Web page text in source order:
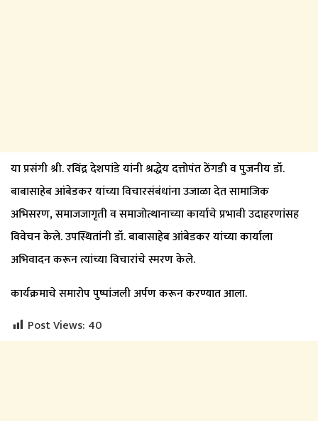
या प्रसंगी श्री. रविंद्र देशपांडे यांनी श्रद्धेय दत्तोपंत ठेंगडी व पुजनीय डॉ.
बाबासाहेब आंबेडकर यांच्या विचारसंबंधांना उजाळा देत सामाजिक
अभिसरण, समाजजागृती व समाजोत्थानाच्या कार्याचे प्रभावी उदाहरणांसह
विवेचन केले. उपस्थितांनी डॉ. बाबासाहेब आंबेडकर यांच्या कार्याला
अभिवादन करून त्यांच्या विचारांचे स्मरण केले.
कार्यक्रमाचे समारोप पुष्पांजली अर्पण करून करण्यात आला.
Post Views: 40